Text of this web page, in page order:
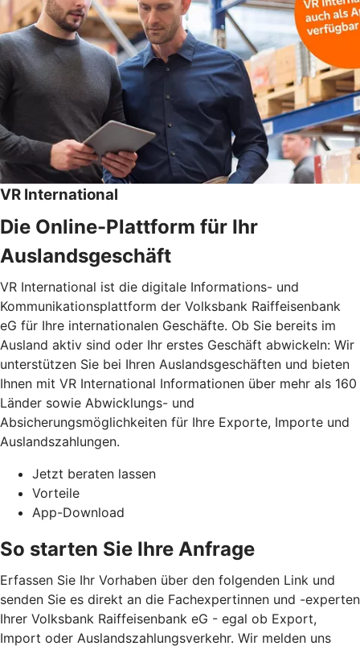
VR International
Die Online-Plattform für Ihr
Auslandsgeschäft
VR International ist die digitale Informations- und
Kommunikationsplattform der Volksbank Raiffeisenbank
eG für Ihre internationalen Geschäfte. Ob Sie bereits im
Ausland aktiv sind oder Ihr erstes Geschäft abwickeln: Wir
unterstützen Sie bei Ihren Auslandsgeschäften und bieten
Ihnen mit VR International Informationen über mehr als 160
Länder sowie Abwicklungs- und
Absicherungsmöglichkeiten für Ihre Exporte, Importe und
Auslandszahlungen.
Jetzt beraten lassen
Vorteile
App-Download
So starten Sie Ihre Anfrage
Erfassen Sie Ihr Vorhaben über den folgenden Link und
senden Sie es direkt an die Fachexpertinnen und -experten
Ihrer Volksbank Raiffeisenbank eG - egal ob Export,
Import oder Auslandszahlungsverkehr. Wir melden uns